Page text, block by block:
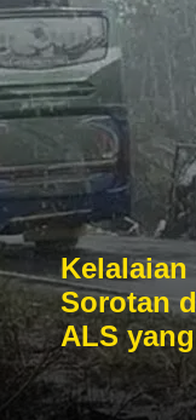
Sorotan
ALS